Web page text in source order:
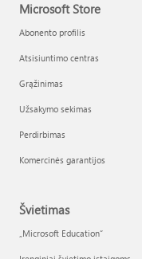
Microsoft Store
Abonento profilis
Atsisiuntimo centras
Grąžinimas
Užsakymo sekimas
Perdirbimas
Komercinės garantijos
Švietimas
„Microsoft Education“